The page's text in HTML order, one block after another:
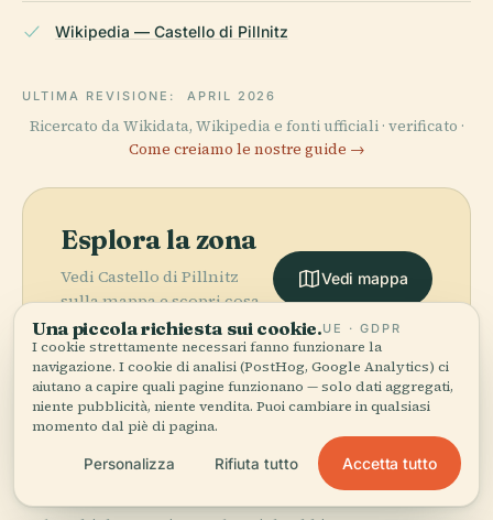
Wikipedia — Castello di Pillnitz
ULTIMA REVISIONE: APRIL 2026
Ricercato da Wikidata, Wikipedia e fonti ufficiali · verificato ·
Come creiamo le nostre guide →
Esplora la zona
Vedi Castello di Pillnitz
sulla mappa e scopri cosa
c'è nei dintorni.
Vedi mappa
More in Dresda.
PLACE
Cattedrale
della
Una piccola richiesta sui cookie.UE · GDPR
I cookie strettamente necessari fanno funzionare la
navigazione. I cookie di analisi (PostHog, Google Analytics) ci
aiutano a capire quali pagine funzionano — solo dati aggregati,
niente pubblicità, niente vendita. Puoi cambiare in qualsiasi
momento dal piè di pagina.
Personalizza Rifiuta tutto Accetta tutto